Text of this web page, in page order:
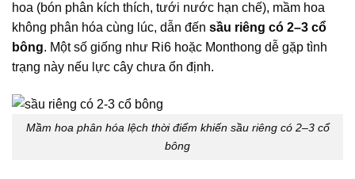
hoa (bón phân kích thích, tưới nước hạn chế), mầm hoa
không phân hóa cùng lúc, dẫn đến sầu riêng có 2–3 cổ
bông. Một số giống như Ri6 hoặc Monthong dễ gặp tình
trạng này nếu lực cây chưa ổn định.
Mầm hoa phân hóa lệch thời điểm khiến sầu riêng có 2–3 cổ
bông